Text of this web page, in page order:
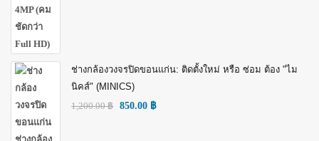
ช่างกล้องวงจรปิดขอนแก่น: ติดตั้งใหม่ หรือ ซ่อม ต้อง "ไม
นิคส์" (MINICS)
1,200.00฿ 850.00 ฿